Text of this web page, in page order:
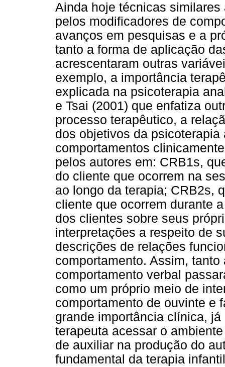
Ainda hoje técnicas
pelos modificadores de
avanços em pesquisas e a
tanto a forma de aplicação
acrescentaram outras
exemplo, a importância
explicada na psicoterapia
e Tsai (2001) que enfatiza
processo terapêutico, a
dos objetivos da
comportamentos
pelos autores em: CRB1s,
do cliente que ocorrem na
ao longo da terapia; CRB2s,
cliente que ocorrem durante
dos clientes sobre seus
interpretações a respeito de
descrições de relações
comportamento. Assim,
comportamento verbal
como um próprio meio de
comportamento de ouvinte e
grande importância clínica,
terapeuta acessar o
de auxiliar na produção do
fundamental da terapia